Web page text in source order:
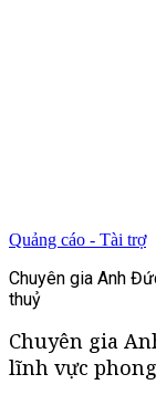
Quảng cáo - Tài trợ
Chuyên gia Anh
thuỷ
Chuyên gia
lĩnh vực